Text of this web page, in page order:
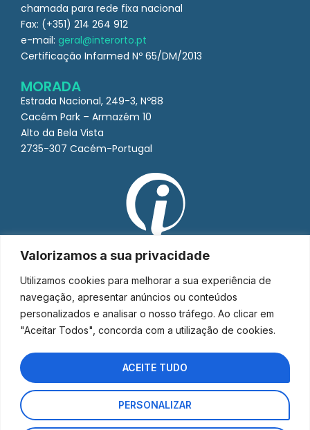
Valorizamos a sua privacidade
Utilizamos cookies para melhorar a sua experiência de
navegação, apresentar anúncios ou conteúdos
personalizados e analisar o nosso tráfego. Ao clicar em
"Aceitar Todos", concorda com a utilização de cookies.
PERSONALIZAR
ACEITE TUDO
chamada para rede fixa nacional
Fax: (+351) 214 264 912
e-mail: geral@interorto.pt
Certificação Infarmed Nº 65/DM/2013
MORADA
Estrada Nacional, 249-3, Nº88
Cacém Park – Armazém 10
Alto da Bela Vista
2735-307 Cacém-Portugal
Interorto © 2026 - Todos os direitos reservados.